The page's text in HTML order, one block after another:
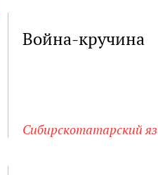
Война-кручина
Сибирскотатарский